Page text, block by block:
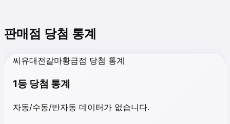
판매점 당첨 통계
씨유대전갈마황금점 당첨 통계
1등 당첨 통계
자동/수동/반자동 데이터가 없습니다.